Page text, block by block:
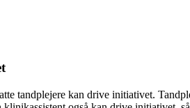
tandplejere kan drive initiativet.